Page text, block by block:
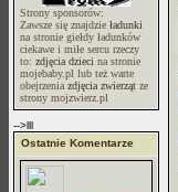
Strony sponsorów:
Zawsze się znajdzie ładunki
na stronie giełdy ładunków
ciekawe i miłe sercu rzeczy
to: zdjęcia dzieci na stronie
mojebaby.pl lub też warte
obejrzenia zdjęcia zwierząt ze
strony mojzwierz.pl
-->lll
Ostatnie Komentarze